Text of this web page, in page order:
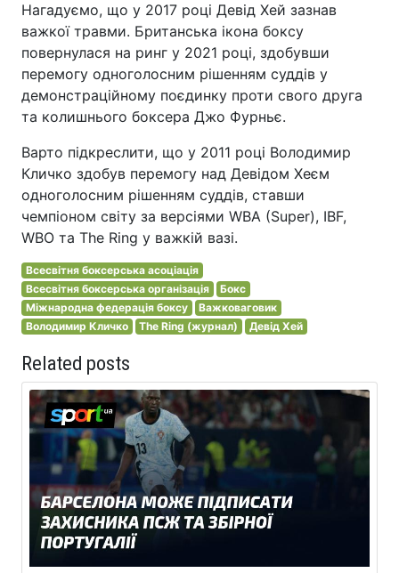
Нагадуємо, що у 2017 році Девід Хей зазнав
важкої травми. Британська ікона боксу
повернулася на ринг у 2021 році, здобувши
перемогу одноголосним рішенням суддів у
демонстраційному поєдинку проти свого друга
та колишнього боксера Джо Фурньє.
Варто підкреслити, що у 2011 році Володимир
Кличко здобув перемогу над Девідом Хеєм
одноголосним рішенням суддів, ставши
чемпіоном світу за версіями WBA (Super), IBF,
WBO та The Ring у важкій вазі.
Всесвітня боксерська асоціація
Всесвітня боксерська організація
Бокс
Міжнародна федерація боксу
Важковаговик
Володимир Кличко
The Ring (журнал) Девід Хей
Related posts